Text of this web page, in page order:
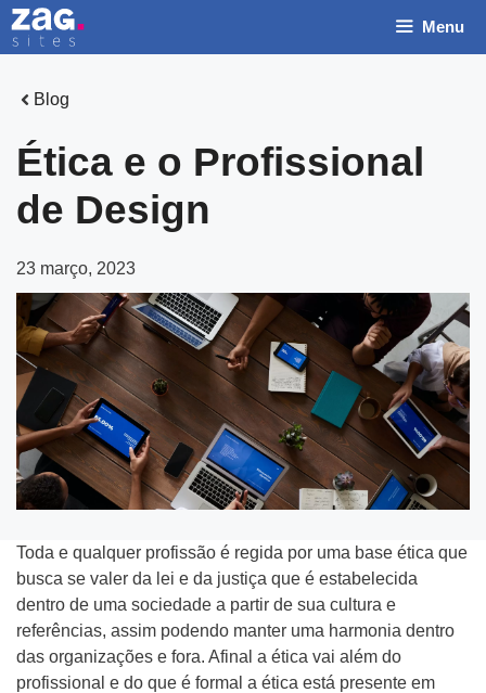
Pular
para
conteúdo
Menu
Blog
Ética e o Profissional
de Design
23 março, 2023
Toda e qualquer profissão é regida por uma base ética que
busca se valer da lei e da justiça que é estabelecida
dentro de uma sociedade a partir de sua cultura e
referências, assim podendo manter uma harmonia dentro
das organizações e fora. Afinal a ética vai além do
profissional e do que é formal a ética está presente em
Tipo do Projeto
Criação de Site